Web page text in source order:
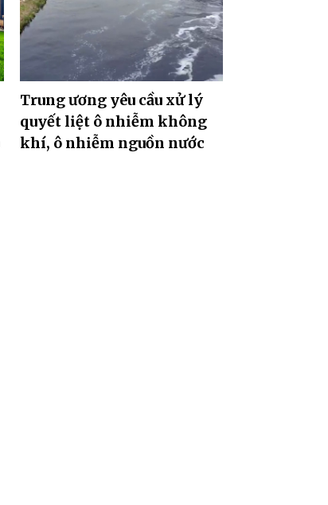
Trung ương yêu cầu xử lý
quyết liệt ô nhiễm không
khí, ô nhiễm nguồn nước